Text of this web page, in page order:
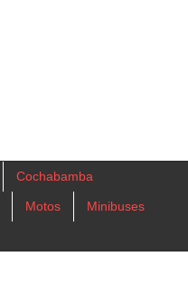
Cochabamba
Motos Minibuses